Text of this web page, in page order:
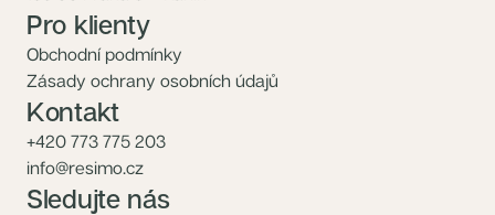
Pro klienty
Obchodní podmínky
Zásady ochrany osobních údajů
Kontakt
+420 773 775 203
info@resimo.cz
Sledujte nás